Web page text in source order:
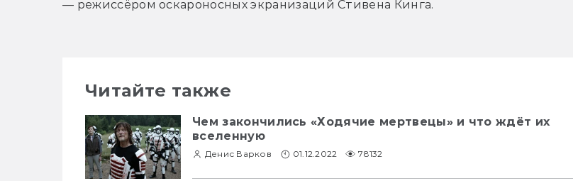
— режиссёром оскароносных экранизаций Стивена Кинга.
Читайте также
Чем закончились «Ходячие мертвецы» и что ждёт их
вселенную
Денис Варков 01.12.2022 78132